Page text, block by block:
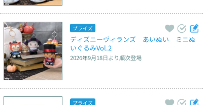
プライズ
ディズニーヴィランズ　あいぬい　ミニぬ
いぐるみVol.2
2026年9月18日より順次登場
プライズ